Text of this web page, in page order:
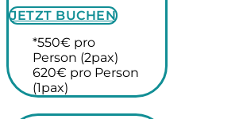
JETZT BUCHEN
*550€ pro
Person (2pax)
620€ pro Person
(1pax)